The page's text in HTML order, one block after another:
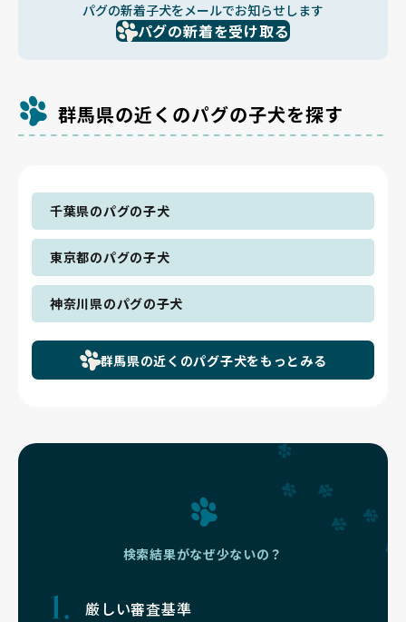
パグの新着子犬をメールでお知らせします
パグの新着を受け取る
群馬県の近くのパグの子犬を探す
千葉県のパグの子犬
東京都のパグの子犬
神奈川県のパグの子犬
群馬県の近くのパグ子犬をもっとみる
検索結果がなぜ少ないの？
厳しい審査基準